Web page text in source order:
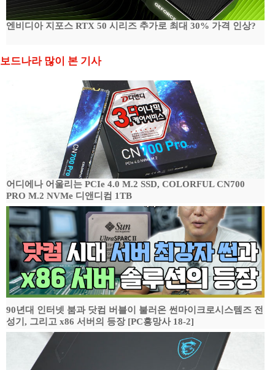
엔비디아 지포스 RTX 50 시리즈 추가로 최대 30% 가격 인상?
보드나라 많이 본 기사
어디에나 어울리는 PCIe 4.0 M.2 SSD, COLORFUL CN700
PRO M.2 NVMe 디앤디컴 1TB
90년대 인터넷 붐과 닷컴 버블이 불러온 썬마이크로시스템즈 전
성기, 그리고 x86 서버의 등장 [PC흥망사 18-2]